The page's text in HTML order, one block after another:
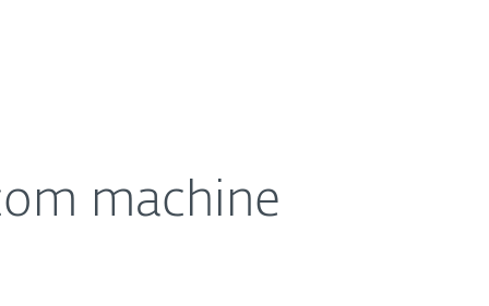
machine